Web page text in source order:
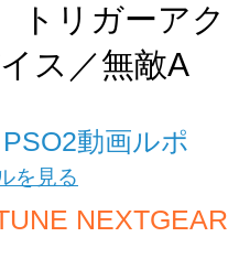
リガーアク
ス／無敵A
PSO2動画ルポ
を見る